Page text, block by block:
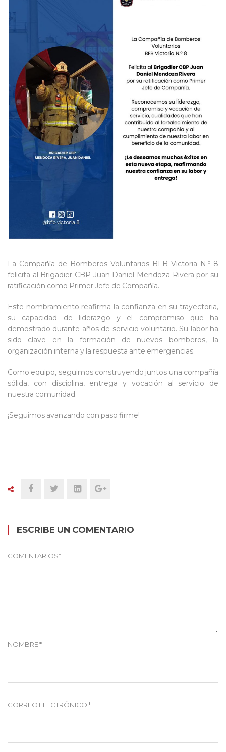
La Compañía de Bomberos Voluntarios BFB Victoria N.º 8
felicita al Brigadier CBP Juan Daniel Mendoza Rivera por su
ratificación como Primer Jefe de Compañía.
Este nombramiento reafirma la confianza en su trayectoria,
su capacidad de liderazgo y el compromiso que ha
demostrado durante años de servicio voluntario. Su labor ha
sido clave en la formación de nuevos bomberos, la
organización interna y la respuesta ante emergencias.
Como equipo, seguimos construyendo juntos una compañía
sólida, con disciplina, entrega y vocación al servicio de
nuestra comunidad.
¡Seguimos avanzando con paso firme!
ESCRIBE UN COMENTARIO
COMENTARIOS*
NOMBRE*
CORREO ELECTRÓNICO*